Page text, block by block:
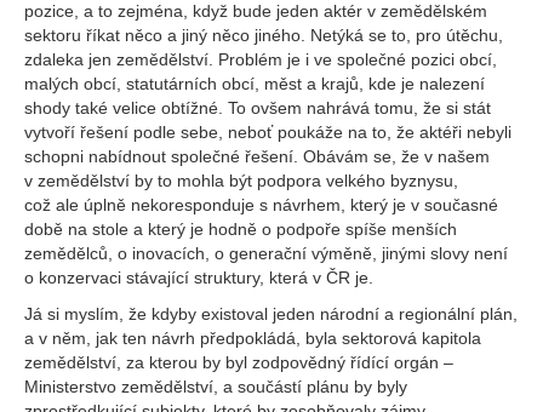
pozice, a to zejména, když bude jeden aktér v zemědělském
sektoru říkat něco a jiný něco jiného. Netýká se to, pro útěchu,
zdaleka jen zemědělství. Problém je i ve společné pozici obcí,
malých obcí, statutárních obcí, měst a krajů, kde je nalezení
shody také velice obtížné. To ovšem nahrává tomu, že si stát
vytvoří řešení podle sebe, neboť poukáže na to, že aktéři nebyli
schopni nabídnout společné řešení. Obávám se, že v našem
v zemědělství by to mohla být podpora velkého byznysu,
což ale úplně nekoresponduje s návrhem, který je v současné
době na stole a který je hodně o podpoře spíše menších
zemědělců, o inovacích, o generační výměně, jinými slovy není
o konzervaci stávající struktury, která v ČR je.
Já si myslím, že kdyby existoval jeden národní a regionální plán,
a v něm, jak ten návrh předpokládá, byla sektorová kapitola
zemědělství, za kterou by byl zodpovědný řídící orgán –
Ministerstvo zemědělství, a součástí plánu by byly